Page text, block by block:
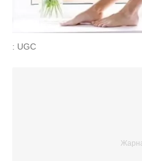
: UGC